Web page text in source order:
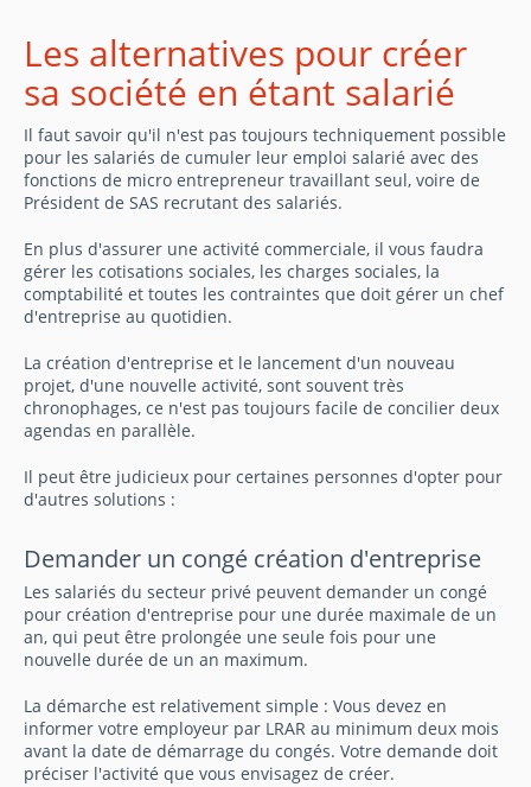
Les alternatives pour créer
sa société en étant salarié
Il faut savoir qu'il n'est pas toujours techniquement possible
pour les salariés de cumuler leur emploi salarié avec des
fonctions de micro entrepreneur travaillant seul, voire de
Président de SAS recrutant des salariés.
En plus d'assurer une activité commerciale, il vous faudra
gérer les cotisations sociales, les charges sociales, la
comptabilité et toutes les contraintes que doit gérer un chef
d'entreprise au quotidien.
La création d'entreprise et le lancement d'un nouveau
projet, d'une nouvelle activité, sont souvent très
chronophages, ce n'est pas toujours facile de concilier deux
agendas en parallèle.
Il peut être judicieux pour certaines personnes d'opter pour
d'autres solutions :
Demander un congé création d'entreprise
Les salariés du secteur privé peuvent demander un congé
pour création d'entreprise pour une durée maximale de un
an, qui peut être prolongée une seule fois pour une
nouvelle durée de un an maximum.
La démarche est relativement simple : Vous devez en
informer votre employeur par LRAR au minimum deux mois
avant la date de démarrage du congés. Votre demande doit
préciser l'activité que vous envisagez de créer.